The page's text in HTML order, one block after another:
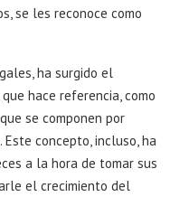
se les reconoce como
ha surgido el
hace referencia, como
se componen por
concepto, incluso, ha
a la hora de tomar sus
el crecimiento del